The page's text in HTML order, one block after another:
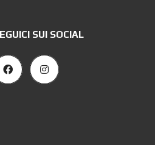
SUI SOCIAL